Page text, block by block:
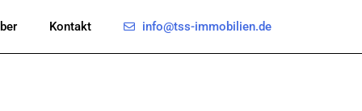
Kontakt info@tss-immobilien.de